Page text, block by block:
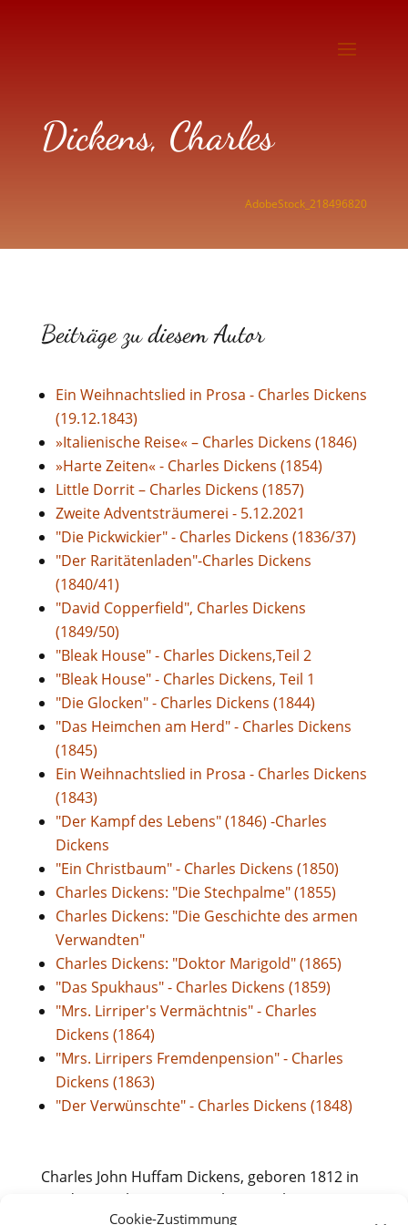
Cookie-Zustimmung
Dickens, Charles
AdobeStock_218496820
Beiträge zu diesem Autor
Ein Weihnachtslied in Prosa - Charles Dickens
(19.12.1843)
»Italienische Reise« – Charles Dickens (1846)
»Harte Zeiten« - Charles Dickens (1854)
Little Dorrit – Charles Dickens (1857)
Zweite Adventsträumerei - 5.12.2021
"Die Pickwickier" - Charles Dickens (1836/37)
"Der Raritätenladen"-Charles Dickens
(1840/41)
"David Copperfield", Charles Dickens
(1849/50)
"Bleak House" - Charles Dickens,Teil 2
"Bleak House" - Charles Dickens, Teil 1
"Die Glocken" - Charles Dickens (1844)
"Das Heimchen am Herd" - Charles Dickens
(1845)
Ein Weihnachtslied in Prosa - Charles Dickens
(1843)
"Der Kampf des Lebens" (1846) -Charles
Dickens
"Ein Christbaum" - Charles Dickens (1850)
Charles Dickens: "Die Stechpalme" (1855)
Charles Dickens: "Die Geschichte des armen
Verwandten"
Charles Dickens: "Doktor Marigold" (1865)
"Das Spukhaus" - Charles Dickens (1859)
"Mrs. Lirriper's Vermächtnis" - Charles
Dickens (1864)
"Mrs. Lirripers Fremdenpension" - Charles
Dickens (1863)
"Der Verwünschte" - Charles Dickens (1848)
Charles John Huffam Dickens, geboren 1812 in
Landport nahe Portsmouth, gestorben 1870